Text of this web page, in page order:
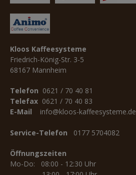
Kloos Kaffeesysteme
Friedrich-König-Str. 3-5
68167 Mannheim
Telefon 0621 / 70 40 81
Telefax 0621 / 70 40 83
E-Mail info@kloos-kaffeesysteme.de
Service-Telefon 0177 5704082
Öffnungszeiten
Mo-Do: 08:00 - 12:30 Uhr